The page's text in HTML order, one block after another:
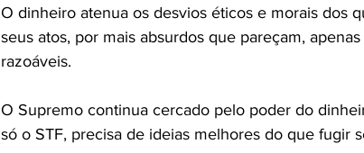
O dinheiro atenua os desvios éticos e morais dos
seus atos, por mais absurdos que pareçam,
razoáveis.
O Supremo continua cercado pelo poder do
só o STF, precisa de ideias melhores do que fugir